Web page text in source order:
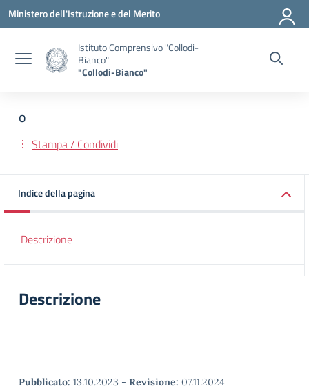
Vai ai contenuti
Vai al menu di navigazione
Vai al footer
Ministero dell'Istruzione e del Merito
Istituto Comprensivo "Collodi-
Bianco"
"Collodi-Bianco"
o
Stampa / Condividi
Indice della pagina
Descrizione
Descrizione
Pubblicato: 13.10.2023 - Revisione: 07.11.2024